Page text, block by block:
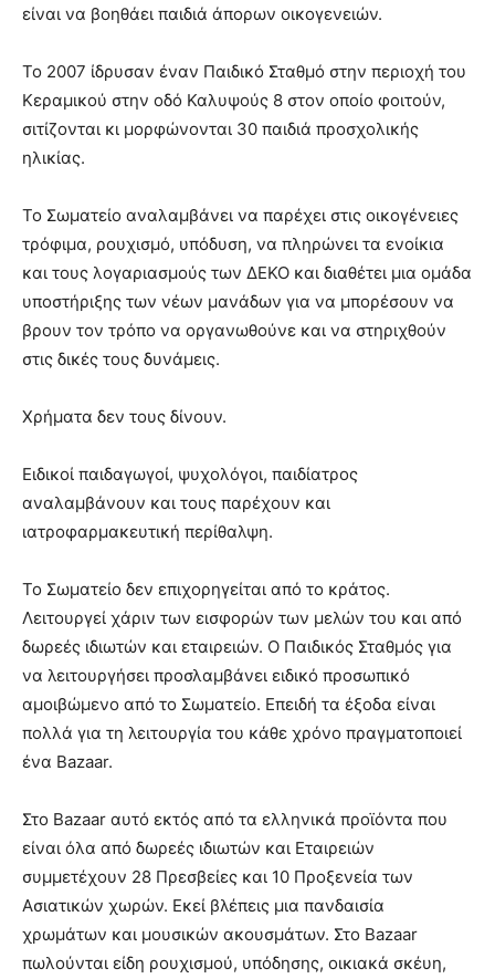
είναι να βοηθάει παιδιά άπορων οικογενειών.
Το 2007 ίδρυσαν έναν Παιδικό Σταθμό στην περιοχή του
Κεραμικού στην οδό Καλυψούς 8 στον οποίο φοιτούν,
σιτίζονται κι μορφώνονται 30 παιδιά προσχολικής
ηλικίας.
Το Σωματείο αναλαμβάνει να παρέχει στις οικογένειες
τρόφιμα, ρουχισμό, υπόδυση, να πληρώνει τα ενοίκια
και τους λογαριασμούς των ΔΕΚΟ και διαθέτει μια ομάδα
υποστήριξης των νέων μανάδων για να μπορέσουν να
βρουν τον τρόπο να οργανωθούνε και να στηριχθούν
στις δικές τους δυνάμεις.
Χρήματα δεν τους δίνουν.
Ειδικοί παιδαγωγοί, ψυχολόγοι, παιδίατρος
αναλαμβάνουν και τους παρέχουν και
ιατροφαρμακευτική περίθαλψη.
Το Σωματείο δεν επιχορηγείται από το κράτος.
Λειτουργεί χάριν των εισφορών των μελών του και από
δωρεές ιδιωτών και εταιρειών. Ο Παιδικός Σταθμός για
να λειτουργήσει προσλαμβάνει ειδικό προσωπικό
αμοιβώμενο από το Σωματείο. Επειδή τα έξοδα είναι
πολλά για τη λειτουργία του κάθε χρόνο πραγματοποιεί
ένα Bazaar.
Στο Bazaar αυτό εκτός από τα ελληνικά προϊόντα που
είναι όλα από δωρεές ιδιωτών και Εταιρειών
συμμετέχουν 28 Πρεσβείες και 10 Προξενεία των
Ασιατικών χωρών. Εκεί βλέπεις μια πανδαισία
χρωμάτων και μουσικών ακουσμάτων. Στο Bazaar
πωλούνται είδη ρουχισμού, υπόδησης, οικιακά σκέυη,